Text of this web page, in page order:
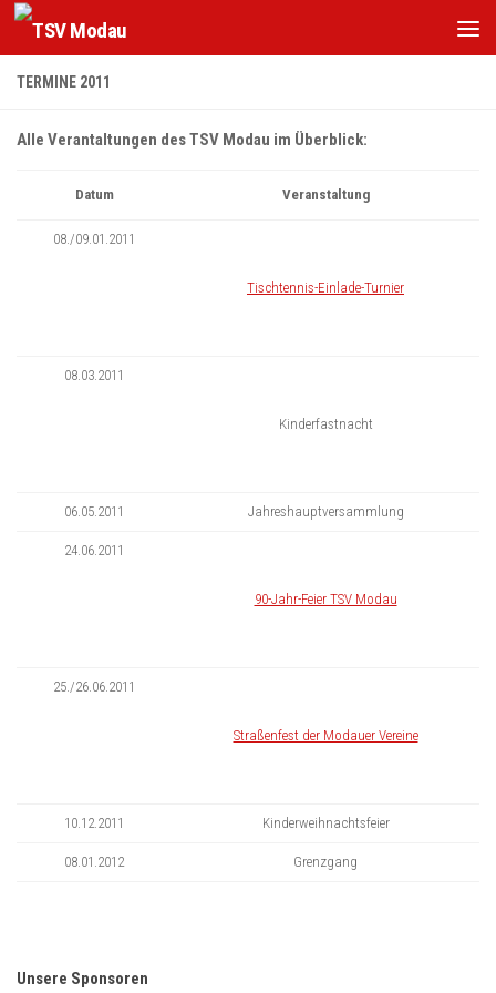
Zum Inhalt springen
TERMINE 2011
Alle Verantaltungen des TSV Modau im Überblick:
Datum Veranstaltung
08./09.01.2011
Tischtennis-Einlade-Turnier
08.03.2011
Kinderfastnacht
06.05.2011 Jahreshauptversammlung
24.06.2011
90-Jahr-Feier TSV Modau
25./26.06.2011
Straßenfest der Modauer Vereine
10.12.2011 Kinderweihnachtsfeier
08.01.2012 Grenzgang
Unsere Sponsoren